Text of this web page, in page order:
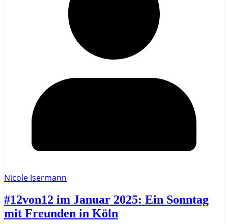
Nicole Isermann
#12von12 im Januar 2025: Ein Sonntag
mit Freunden in Köln